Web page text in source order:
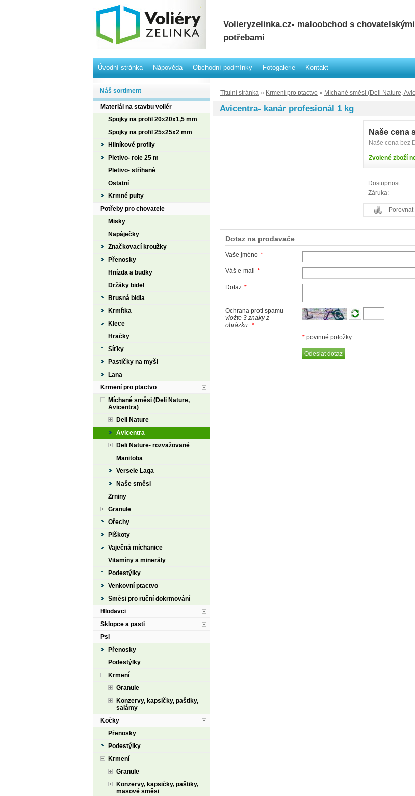
Volieryzelinka.cz- maloobchod s chovatelskými
potřebami
Úvodní stránka Nápověda Obchodní podmínky Fotogalerie Kontakt
Titulní stránka » Krmení pro ptactvo » Míchané směsi (Deli Nature,
Avicentra- kanár profesionál 1 kg
Naše cena
Naše cena bez
Zvolené zboží
Dostupnost:
Záruka:
Dotaz na prodavače
Vaše jméno *
Váš e-mail *
Dotaz *
Ochrana proti spamu
vložte 3 znaky z
obrázku: *
*povinné položky
Náš sortiment
Materiál na stavbu voliér
Spojky na profil 20x20x1,5 mm
Spojky na profil 25x25x2 mm
Hliníkové profily
Pletivo- role 25 m
Pletivo- stříhané
Ostatní
Krmné pulty
Potřeby pro chovatele
Misky
Napáječky
Značkovací kroužky
Přenosky
Hnízda a budky
Držáky bidel
Brusná bidla
Krmítka
Klece
Hračky
Síťky
Pastičky na myši
Lana
Krmení pro ptactvo
Míchané směsi (Deli Nature,
Avicentra)
Deli Nature
Avicentra
Deli Nature- rozvažované
Manitoba
Versele Laga
Naše směsi
Zrniny
Granule
Ořechy
Piškoty
Vaječná míchanice
Vitamíny a minerály
Podestýlky
Venkovní ptactvo
Směsi pro ruční dokrmování
Hlodavci
Sklopce a pasti
Psi
Přenosky
Podestýlky
Krmení
Granule
Konzervy, kapsičky, paštiky,
salámy
Kočky
Přenosky
Podestýlky
Krmení
Granule
Konzervy, kapsičky, paštiky,
masové směsi